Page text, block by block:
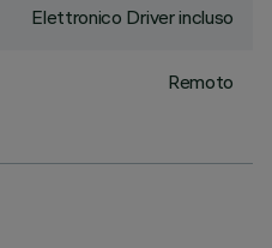
Elettronico Driver incluso
Remoto